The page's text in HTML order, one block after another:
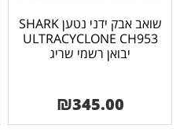
שואב אבק ידני נטען SHARK
ULTRACYCLONE CH953
יבואן רשמי שריג
₪345.00